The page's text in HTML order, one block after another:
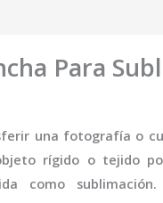
Para
una fotografía o
rígido o tejido
como